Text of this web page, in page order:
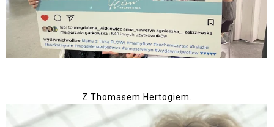
Z Thomasem Hertogiem.